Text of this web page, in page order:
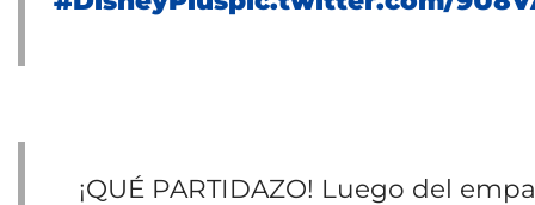
¡QUÉ PARTIDAZO! Luego del